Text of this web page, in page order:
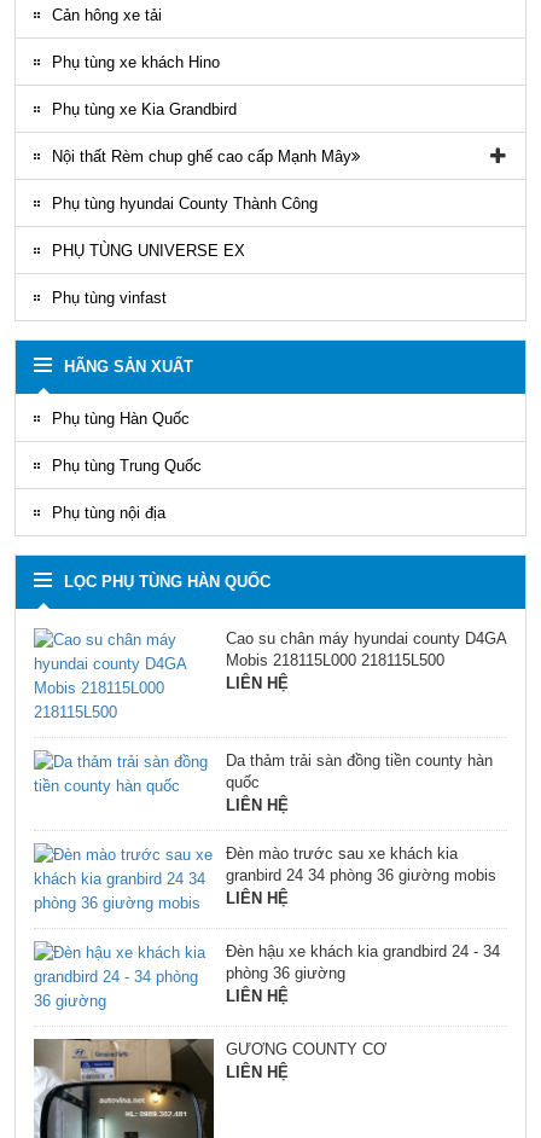
Phụ tung hyundai mighty ex8
Phụ tùng Kia K3000
Phụ tùng vỏ xe khách Thaco
Phụ tùng gầm máy xe khách Thaco
Cản hông xe tải
Phụ tùng xe khách Hino
Phụ tùng xe Kia Grandbird
Nội thất Rèm chup ghế cao cấp Mạnh Mây
Rèm áo ghế xe County Mạnh Mây
Phụ tùng hyundai County Thành Công
PHỤ TÙNG UNIVERSE EX
Phụ tùng vinfast
HÃNG SẢN XUẤT
Phụ tùng Hàn Quốc
Phụ tùng Trung Quốc
Phụ tùng nội địa
LỌC PHỤ TÙNG HÀN QUỐC
Cao su chân máy hyundai county D4GA
Mobis 218115L000 218115L500
LIÊN HỆ
Da thảm trải sàn đồng tiền county hàn
quốc
LIÊN HỆ
Đèn mào trước sau xe khách kia
granbird 24 34 phòng 36 giường mobis
LIÊN HỆ
Đèn hậu xe khách kia grandbird 24 - 34
phòng 36 giường
LIÊN HỆ
GƯƠNG COUNTY CƠ
LIÊN HỆ